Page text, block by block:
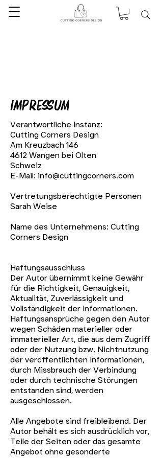
Impressum
Verantwortliche Instanz:
Cutting Corners Design
Am Kreuzbach 146
4612 Wangen bei Olten
Schweiz
E-Mail: info@cuttingcorners.com
Vertretungsberechtigte Personen
Sarah Weise
Name des Unternehmens: Cutting
Corners Design
Haftungsausschluss
Der Autor übernimmt keine Gewähr
für die Richtigkeit, Genauigkeit,
Aktualität, Zuverlässigkeit und
Vollständigkeit der Informationen.
Haftungsansprüche gegen den Autor
wegen Schäden materieller oder
immaterieller Art, die aus dem Zugriff
oder der Nutzung bzw. Nichtnutzung
der veröffentlichten Informationen,
durch Missbrauch der Verbindung
oder durch technische Störungen
entstanden sind, werden
ausgeschlossen.
Alle Angebote sind freibleibend. Der
Autor behält es sich ausdrücklich vor,
Teile der Seiten oder das gesamte
Angebot ohne gesonderte